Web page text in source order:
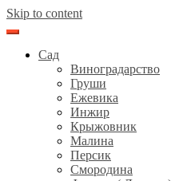
Skip to content
Сад
Виноградарство
Груши
Ежевика
Инжир
Крыжовник
Малина
Персик
Смородина